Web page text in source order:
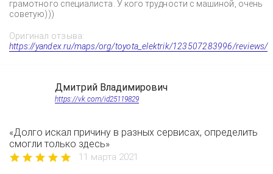
грамотного специалиста. У кого трудности с машиной, очень
советую)))
Оригинал отзыва:
https://yandex.ru/maps/org/toyota_elektrik/123507283996/reviews/
Дмитрий Владимирович
https://vk.com/id25119829
«Долго искал причину в разных сервисах, определить
смогли только здесь»
11 марта 2021